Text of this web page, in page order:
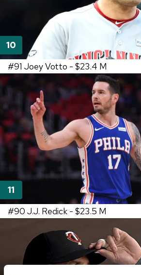
#91 Joey Votto - $23.4 M
#90 J.J. Redick - $23.5 M